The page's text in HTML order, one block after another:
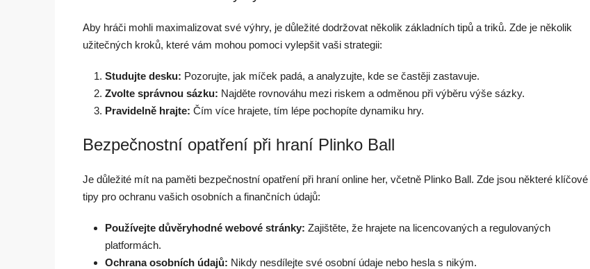
Aby hráči mohli maximalizovat své výhry, je důležité dodržovat několik základních tipů a triků. Zde je několik
užitečných kroků, které vám mohou pomoci vylepšit vaši strategii:
Studujte desku: Pozorujte, jak míček padá, a analyzujte, kde se častěji zastavuje.
Zvolte správnou sázku: Najděte rovnováhu mezi riskem a odměnou při výběru výše sázky.
Pravidelně hrajte: Čím více hrajete, tím lépe pochopíte dynamiku hry.
Bezpečnostní opatření při hraní Plinko Ball
Je důležité mít na paměti bezpečnostní opatření při hraní online her, včetně Plinko Ball. Zde jsou některé klíčové
tipy pro ochranu vašich osobních a finančních údajů:
Používejte důvěryhodné webové stránky: Zajištěte, že hrajete na licencovaných a regulovaných
platformách.
Ochrana osobních údajů: Nikdy nesdílejte své osobní údaje nebo hesla s nikým.